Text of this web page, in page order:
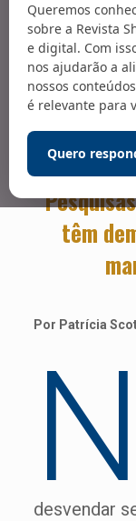
Queremos
sobre a Revista
e digital. Com
nos ajudarão a
nossos
é relevante para
Quero
têm
Por Patrícia
N
desvendar